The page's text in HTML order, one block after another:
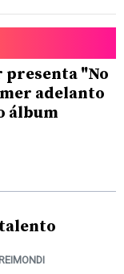
presenta "No
adelanto
álbum